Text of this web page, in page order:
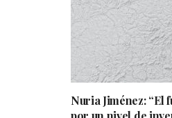
Nuria Jiménez: “El